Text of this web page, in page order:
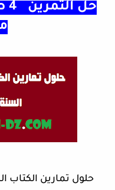
حلول تمارين الكتاب